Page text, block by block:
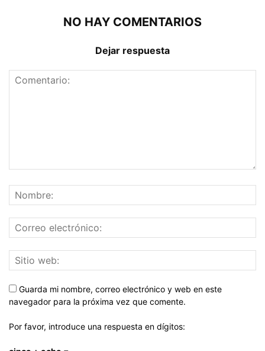
NO HAY COMENTARIOS
Dejar respuesta
Guarda mi nombre, correo electrónico y web en este
navegador para la próxima vez que comente.
Por favor, introduce una respuesta en dígitos: